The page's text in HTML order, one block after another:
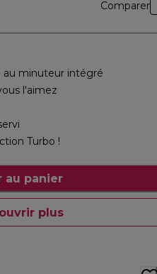
Comparer
au minuteur intégré
l'aimez
Turbo !
au panier
plus